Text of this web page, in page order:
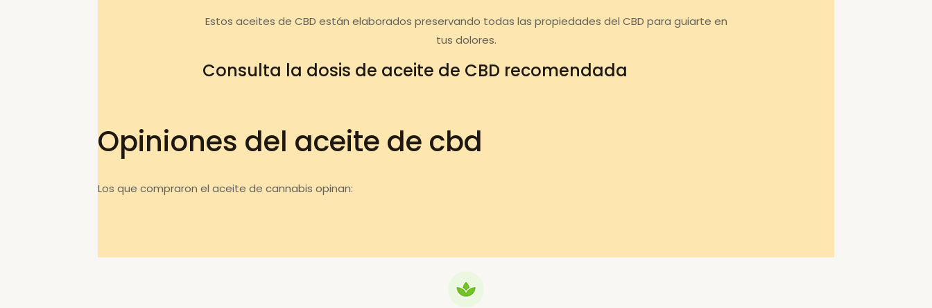
Estos aceites de CBD están elaborados preservando todas las propiedades del CBD para guiarte en
tus dolores.
Consulta la dosis de aceite de CBD recomendada
Opiniones del aceite de cbd
Los que compraron el aceite de cannabis opinan: